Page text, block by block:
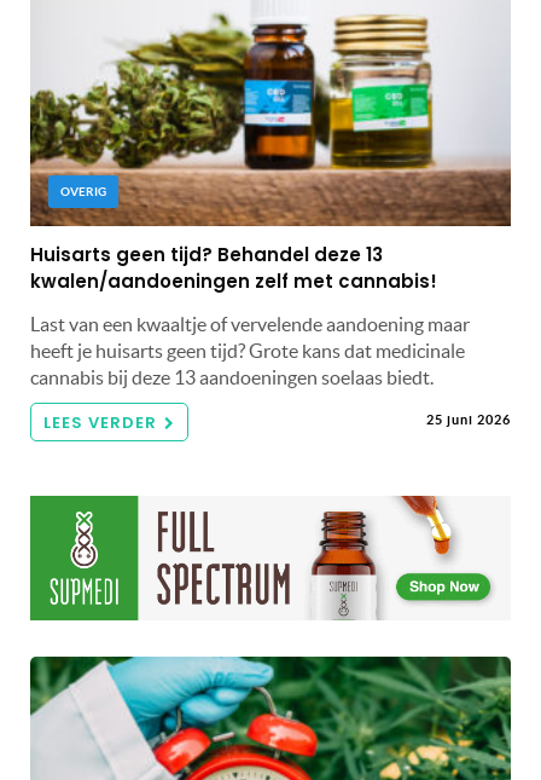
OVERIG
Huisarts geen tijd? Behandel deze 13
kwalen/aandoeningen zelf met cannabis!
Last van een kwaaltje of vervelende aandoening maar
heeft je huisarts geen tijd? Grote kans dat medicinale
cannabis bij deze 13 aandoeningen soelaas biedt.
LEES VERDER 25 juni 2026